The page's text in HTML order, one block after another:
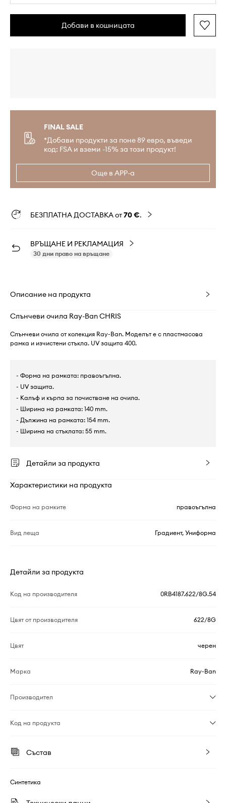
Добави в кошницата
FINAL SALE
*Добави продукти за поне 89 евро, въведи
код: FSA и вземи -15% за този продукт!
Още в APP-а
БЕЗПЛАТНА ДОСТАВКА от70 €.
ВРЪЩАНЕ И РЕКЛАМАЦИЯ
30 дни право на връщане
Описание на продукта
Слънчеви очила Ray-Ban CHRIS
Слънчеви очила от колекция Ray-Ban. Моделът е с пластмасова
рамка и изчистени стъкла. UV защита 400.
- Форма на рамката: правоъгълна.
- UV защита.
- Калъф и кърпа за почистване на очила.
- Ширина на рамката: 140 mm.
- Дължина на рамката: 154 mm.
- Ширина на стъклата: 55 mm.
Детайли за продукта
Характеристики на продукта
Форма на рамките правоъгълна
Вид леща Градиент, Униформа
Детайли за продукта
Код на производителя 0RB4187.622/8G.54
Цвят от производителя 622/8G
Цвят черен
Марка Ray-Ban
Производител
Код на продукта
Състав
Синтетика